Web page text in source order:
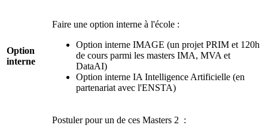
Option
interne
Faire une option interne à l'école :
Option interne IMAGE (un projet PRIM et 120h
de cours parmi les masters IMA, MVA et
DataAI)
Option interne IA Intelligence Artificielle (en
partenariat avec l'ENSTA)
Postuler pour un de ces Masters 2 :